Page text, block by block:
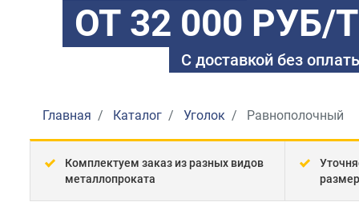
ОТ 32 000 РУБ/
С доставкой без
Главная Каталог Уголок Равнополочный
Комплектуем заказ из разных видов
металлопроката